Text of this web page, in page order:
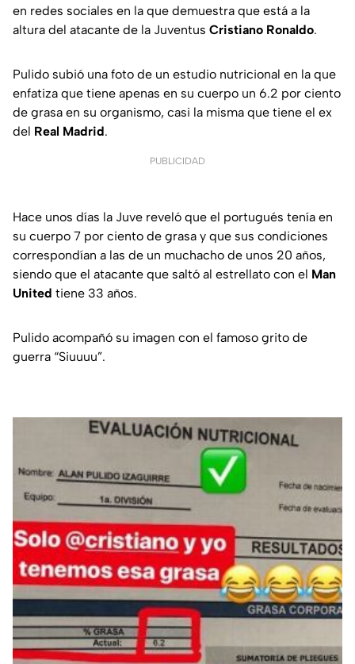
en redes sociales en la que demuestra que está a la
altura del atacante de la Juventus Cristiano Ronaldo.
Pulido subió una foto de un estudio nutricional en la que
enfatiza que tiene apenas en su cuerpo un 6.2 por ciento
de grasa en su organismo, casi la misma que tiene el ex
del Real Madrid.
PUBLICIDAD
Hace unos días la Juve reveló que el portugués tenía en
su cuerpo 7 por ciento de grasa y que sus condiciones
correspondían a las de un muchacho de unos 20 años,
siendo que el atacante que saltó al estrellato con el Man
United tiene 33 años.
Pulido acompañó su imagen con el famoso grito de
guerra “Siuuuu”.